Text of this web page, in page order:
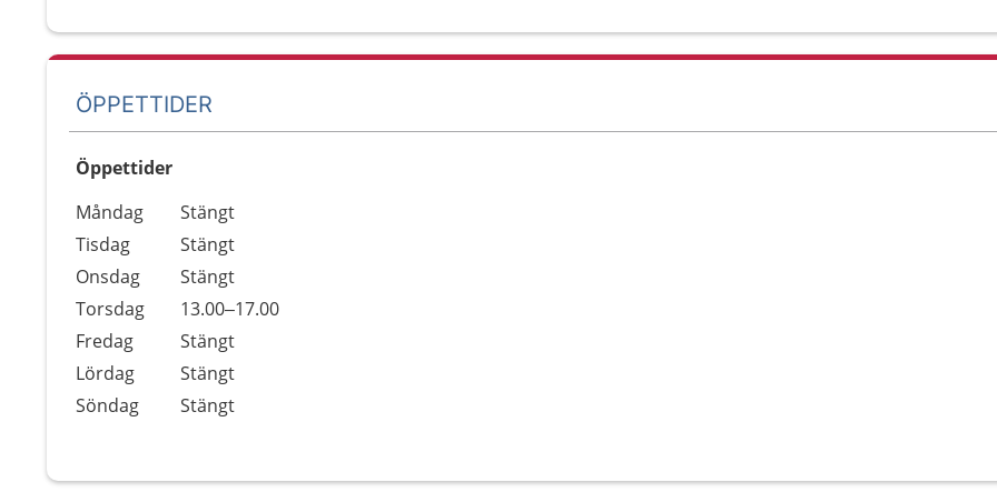
ÖPPETTIDER
Öppettider
Dag
Öppettider
Kommentarer
Måndag
Stängt
Tisdag
Stängt
Onsdag
Stängt
Torsdag
13.00–17.00
Fredag
Stängt
Lördag
Stängt
Söndag
Stängt